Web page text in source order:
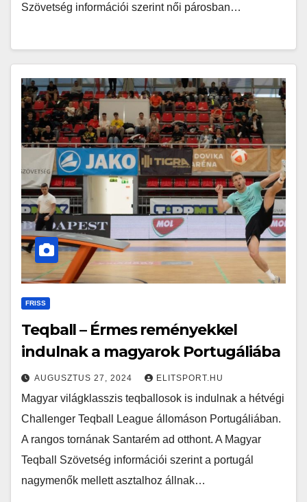
Szövetség információi szerint női párosban…
FRISS
Teqball – Érmes reményekkel
indulnak a magyarok Portugáliába
AUGUSZTUS 27, 2024 ELITSPORT.HU
Magyar világklasszis teqballosok is indulnak a hétvégi
Challenger Teqball League állomáson Portugáliában.
A rangos tornának Santarém ad otthont. A Magyar
Teqball Szövetség információi szerint a portugál
nagymenők mellett asztalhoz állnak…